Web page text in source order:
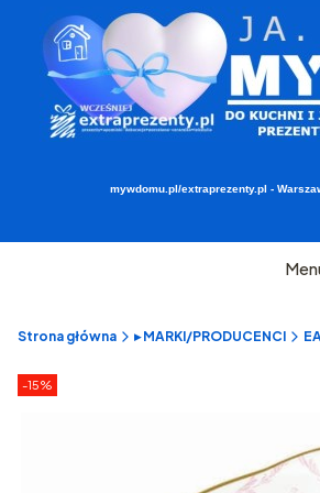
mywdomu.pl/extraprezenty.pl -
Strona główna ▸ MARKI/PRODUCENCI
Etykiety produktu
-15%